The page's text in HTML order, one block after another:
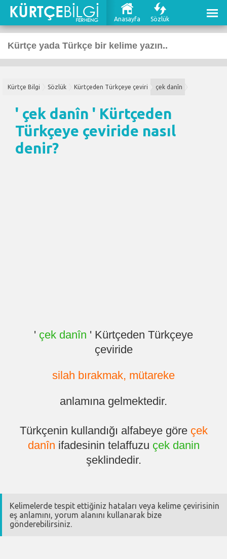
Anasayfa Sözlük
Kürtçe Bilgi Sözlük Kürtçeden Türkçeye çeviri çek danîn
' çek danîn ' Kürtçeden
Türkçeye çeviride nasıl
denir?
' çek danîn ' Kürtçeden Türkçeye
çeviride
silah bırakmak, mütareke
anlamına gelmektedir.
Türkçenin kullandığı alfabeye göre çek
danîn ifadesinin telaffuzu çek danin
şeklindedir.
Kelimelerde tespit ettiğiniz hataları veya kelime çevirisinin
eş anlamını, yorum alanını kullanarak bize
gönderebilirsiniz.